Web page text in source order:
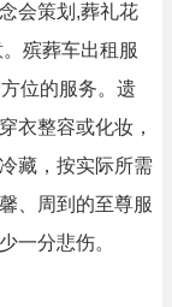
会策划,葬礼花
殡葬车出租服
位的服务。遗
衣整容或化妆，
藏，按实际所需
、周到的至尊服
一分悲伤。